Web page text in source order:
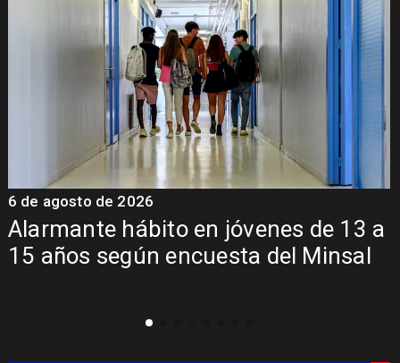
en jóvenes de 13 a
encuesta del Minsal
Aprueban
Sebastián